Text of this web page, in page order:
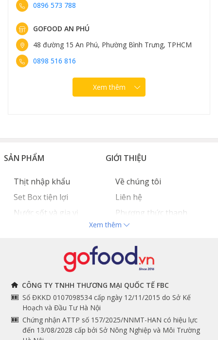
0896 573 788
GOFOOD AN PHÚ
48 đường 15 An Phú, Phường Bình Trưng, TPHCM
0898 516 816
Xem thêm
SẢN PHẨM
Thịt nhập khẩu
Set Box tiện lợi
Nước sốt và gia vị
GIỚI THIỆU
Về chúng tôi
Liên hệ
Phương thức thanh
toán
Tuyển dụng
THÔNG TIN
Chính sách và quy định
chung
Hướng dẫn đặt hàng
THEO DÕI NGAY
Facebook
Instagram
Youtube
Xem thêm
CÔNG TY TNHH THƯƠNG MẠI QUỐC TẾ FBC
Số ĐKKD 0107098534 cấp ngày 12/11/2015 do Sở Kế
Hoạch và Đầu Tư Hà Nội
Chứng nhận ATTP số 157/2025/NNMT-HAN có hiệu lực
đến 13/08/2028 cấp bởi Sở Nông Nghiệp và Môi Trường